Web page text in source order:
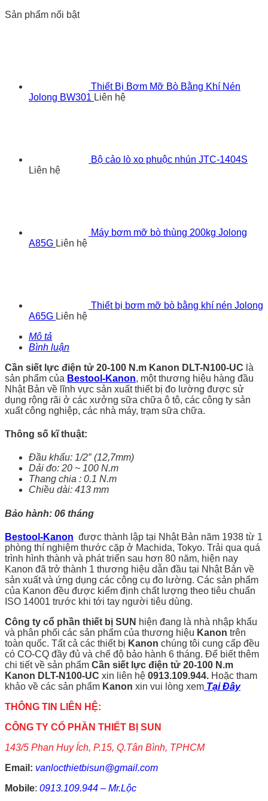
Sản phẩm nổi bật
Thiết Bị Bơm Mỡ Bò Bằng Khí Nén
Jolong BW301 Liên hệ
Bộ cảo lò xo phuộc nhún JTC-1404S
Liên hệ
Máy bơm mỡ bò thùng 200kg Jolong
A85G Liên hệ
Thiết bị bơm mỡ bò bằng khí nén Jolong
A65G Liên hệ
Mô tả
Bình luận
Cần siết lực điện tử 20-100 N.m Kanon DLT-N100-UC là
sản phẩm của Bestool-Kanon, một thương hiệu hàng đầu
Nhật Bản về lĩnh vực sản xuất thiết bị đo lường được sử
dụng rộng rãi ở các xưởng sữa chữa ô tô, các công ty sản
xuất công nghiệp, các nhà máy, trạm sữa chữa.
Thông số kĩ thuật:
Đầu khẩu: 1/2″ (12,7mm)
Dải đo: 20 ~ 100 N.m
Thang chia : 0.1 N.m
Chiều dài: 413 mm
Bảo hành: 06 tháng
Bestool-Kanon được thành lập tại Nhật Bản năm 1938 từ 1
phòng thí nghiệm thước cặp ở Machida, Tokyo. Trải qua quá
trình hình thành và phát triển sau hơn 80 năm, hiện nay
Kanon đã trở thành 1 thương hiệu dẫn đầu tại Nhật Bản về
sản xuất và ứng dụng các công cụ đo lường. Các sản phẩm
của Kanon đều được kiểm định chất lượng theo tiêu chuẩn
ISO 14001 trước khi tới tay người tiêu dùng.
Công ty cổ phần thiết bị SUN hiện đang là nhà nhập khẩu
và phân phối các sản phẩm của thương hiệu Kanon trên
toàn quốc. Tất cả các thiết bị Kanon chúng tôi cung cấp đều
có CO-CQ đầy đủ và chế độ bảo hành 6 tháng. Để biết thêm
chi tiết về sản phẩm Cần siết lực điện tử 20-100 N.m
Kanon DLT-N100-UC xin liên hệ 0913.109.944. Hoặc tham
khảo về các sản phẩm Kanon xin vui lòng xem Tại Đây
THÔNG TIN LIÊN HỆ:
CÔNG TY CỔ PHẦN THIẾT BỊ SUN
143/5 Phan Huy Ích, P.15, Q.Tân Bình, TPHCM
Email: vanlocthietbisun@gmail.com
Mobile: 0913.109.944 – Mr.Lộc